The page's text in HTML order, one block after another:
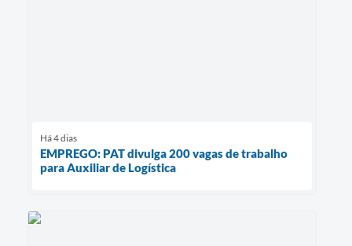
Há 4 dias
EMPREGO: PAT divulga 200 vagas de trabalho
para Auxiliar de Logística